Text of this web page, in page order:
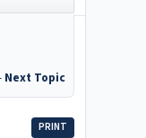
Next Topic
PRINT